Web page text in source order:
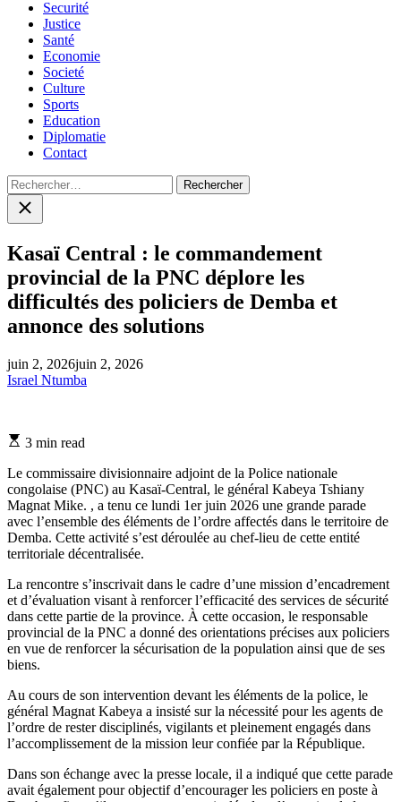
Securité
Justice
Santé
Economie
Societé
Culture
Sports
Education
Diplomatie
Contact
Rechercher :
Close
search
Kasaï Central : le commandement
provincial de la PNC déplore les
difficultés des policiers de Demba et
annonce des solutions
juin 2, 2026juin 2, 2026
Israel Ntumba
Estimated
time
3 min read
Le commissaire divisionnaire adjoint de la Police nationale
congolaise (PNC) au Kasaï-Central, le général Kabeya Tshiany
Magnat Mike. , a tenu ce lundi 1er juin 2026 une grande parade
avec l’ensemble des éléments de l’ordre affectés dans le territoire de
Demba. Cette activité s’est déroulée au chef-lieu de cette entité
territoriale décentralisée.
La rencontre s’inscrivait dans le cadre d’une mission d’encadrement
et d’évaluation visant à renforcer l’efficacité des services de sécurité
dans cette partie de la province. À cette occasion, le responsable
provincial de la PNC a donné des orientations précises aux policiers
en vue de renforcer la sécurisation de la population ainsi que de ses
biens.
Au cours de son intervention devant les éléments de la police, le
général Magnat Kabeya a insisté sur la nécessité pour les agents de
l’ordre de rester disciplinés, vigilants et pleinement engagés dans
l’accomplissement de la mission leur confiée par la République.
Dans son échange avec la presse locale, il a indiqué que cette parade
avait également pour objectif d’encourager les policiers en poste à